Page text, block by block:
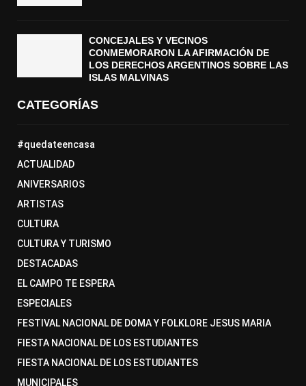
CONCEJALES Y VECINOS
CONMEMORARON LA AFIRMACIÓN DE
LOS DERECHOS ARGENTINOS SOBRE LAS
ISLAS MALVINAS
CATEGORÍAS
#quedateencasa
ACTUALIDAD
ANIVERSARIOS
ARTISTAS
CULTURA
CULTURA Y TURISMO
DESTACADAS
EL CAMPO TE ESPERA
ESPECIALES
FESTIVAL NACIONAL DE DOMA Y FOLKLORE JESUS MARIA
FIESTA NACIONAL DE LOS ESTUDIANTES
FIESTA NACIONAL DE LOS ESTUDIANTES
MUNICIPALES